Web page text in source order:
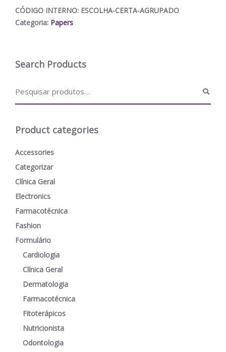
CÓDIGO INTERNO: ESCOLHA-CERTA-AGRUPADO
Categoria: Papers
Search Products
Product categories
Accessories
Categorizar
Clínica Geral
Electronics
Farmacotécnica
Fashion
Formulário
Cardiologia
Clínica Geral
Dermatologia
Farmacotécnica
Fitoterápicos
Nutricionista
Odontologia